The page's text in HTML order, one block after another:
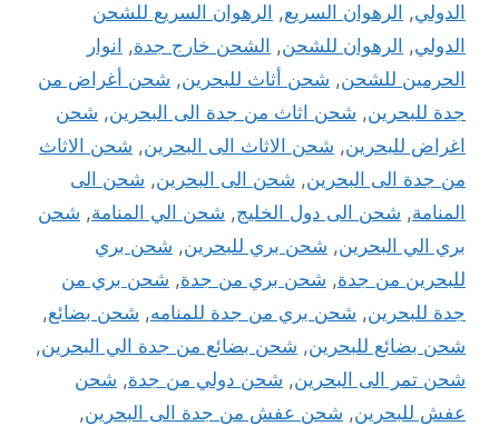
الدولي, الرهوان السريع, الرهوان السريع للشحن
الدولي, الرهوان للشحن, الشحن خارج جدة, انوار
الحرمين للشحن, شحن أثاث للبحرين, شحن أغراض من
جدة للبحرين, شحن اثاث من جدة الى البحرين, شحن
اغراض للبحرين, شحن الاثاث الى البحرين, شحن الاثاث
من جدة الى البحرين, شحن الى البحرين, شحن الى
المنامة, شحن الى دول الخليج, شحن الي المنامة, شحن
بري الي البحرين, شحن بري للبحرين, شحن بري
للبحرين من جدة, شحن بري من جدة, شحن بري من
جدة للبحرين, شحن بري من جدة للمنامه, شحن بضائع,
شحن بضائع للبحرين, شحن بضائع من جدة الي البحرين,
شحن تمر الى البحرين, شحن دولي من جدة, شحن
عفش للبحرين, شحن عفش من جدة الى البحرين,